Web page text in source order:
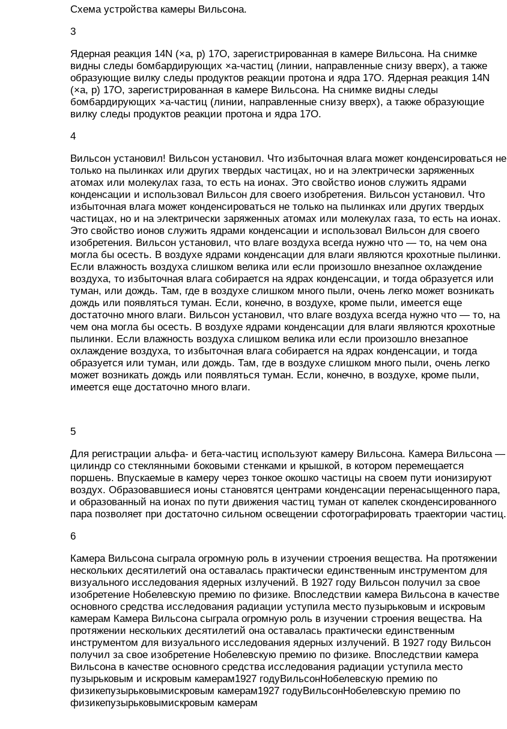
Схема устройства камеры Вильсона.
3
Ядерная реакция 14N (×a, р) 17О, зарегистрированная в камере Вильсона. На снимке
видны следы бомбардирующих ×a-частиц (линии, направленные снизу вверх), а также
образующие вилку следы продуктов реакции протона и ядра 17О. Ядерная реакция 14N
(×a, р) 17О, зарегистрированная в камере Вильсона. На снимке видны следы
бомбардирующих ×a-частиц (линии, направленные снизу вверх), а также образующие
вилку следы продуктов реакции протона и ядра 17О.
4
Вильсон установил! Вильсон установил. Что избыточная влага может конденсироваться не
только на пылинках или других твердых частицах, но и на электрически заряженных
атомах или молекулах газа, то есть на ионах. Это свойство ионов служить ядрами
конденсации и использовал Вильсон для своего изобретения. Вильсон установил. Что
избыточная влага может конденсироваться не только на пылинках или других твердых
частицах, но и на электрически заряженных атомах или молекулах газа, то есть на ионах.
Это свойство ионов служить ядрами конденсации и использовал Вильсон для своего
изобретения. Вильсон установил, что влаге воздуха всегда нужно что — то, на чем она
могла бы осесть. В воздухе ядрами конденсации для влаги являются крохотные пылинки.
Если влажность воздуха слишком велика или если произошло внезапное охлаждение
воздуха, то избыточная влага собирается на ядрах конденсации, и тогда образуется или
туман, или дождь. Там, где в воздухе слишком много пыли, очень легко может возникать
дождь или появляться туман. Если, конечно, в воздухе, кроме пыли, имеется еще
достаточно много влаги. Вильсон установил, что влаге воздуха всегда нужно что — то, на
чем она могла бы осесть. В воздухе ядрами конденсации для влаги являются крохотные
пылинки. Если влажность воздуха слишком велика или если произошло внезапное
охлаждение воздуха, то избыточная влага собирается на ядрах конденсации, и тогда
образуется или туман, или дождь. Там, где в воздухе слишком много пыли, очень легко
может возникать дождь или появляться туман. Если, конечно, в воздухе, кроме пыли,
имеется еще достаточно много влаги.
5
Для регистрации альфа- и бета-частиц используют камеру Вильсона. Камера Вильсона —
цилиндр со стеклянными боковыми стенками и крышкой, в котором перемещается
поршень. Впускаемые в камеру через тонкое окошко частицы на своем пути ионизируют
воздух. Образовавшиеся ионы становятся центрами конденсации перенасыщенного пара,
и образованный на ионах по пути движения частиц туман от капелек сконденсированного
пара позволяет при достаточно сильном освещении сфотографировать траектории частиц.
6
Камера Вильсона сыграла огромную роль в изучении строения вещества. На протяжении
нескольких десятилетий она оставалась практически единственным инструментом для
визуального исследования ядерных излучений. В 1927 году Вильсон получил за свое
изобретение Нобелевскую премию по физике. Впоследствии камера Вильсона в качестве
основного средства исследования радиации уступила место пузырьковым и искровым
камерам Камера Вильсона сыграла огромную роль в изучении строения вещества. На
протяжении нескольких десятилетий она оставалась практически единственным
инструментом для визуального исследования ядерных излучений. В 1927 году Вильсон
получил за свое изобретение Нобелевскую премию по физике. Впоследствии камера
Вильсона в качестве основного средства исследования радиации уступила место
пузырьковым и искровым камерам1927 годуВильсонНобелевскую премию по
физикепузырьковымискровым камерам1927 годуВильсонНобелевскую премию по
физикепузырьковымискровым камерам